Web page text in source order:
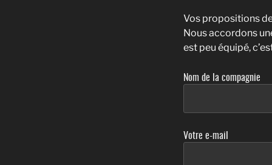
Vos propositions
Nous accordons
est peu équipé,
Nom de la compagnie
Votre e-mail